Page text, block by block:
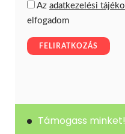
Támogass minket!